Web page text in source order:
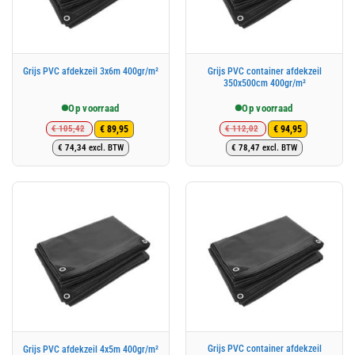
Grijs PVC afdekzeil 3x6m 400gr/m²
Op voorraad
€105,42
Oorspronkelijke
prijs
was:
€ 89,95
Huidige
prijs
is:
€ 74,34 excl. BTW
Grijs PVC container afdekzeil
350x500cm 400gr/m²
Op voorraad
€112,02
Oorspronkelijke
prijs
was:
€ 94,95
Huidige
prijs
is:
€ 78,47 excl. BTW
Grijs PVC afdekzeil 4x5m 400gr/m²
Grijs PVC container afdekzeil